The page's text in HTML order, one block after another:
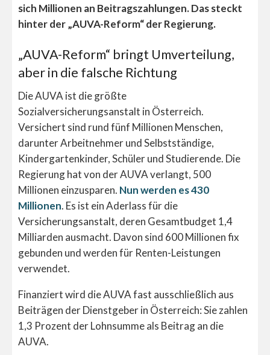
sich Millionen an Beitragszahlungen. Das steckt
hinter der „AUVA-Reform“ der Regierung.
„AUVA-Reform“ bringt Umverteilung,
aber in die falsche Richtung
Die AUVA ist die größte
Sozialversicherungsanstalt in Österreich.
Versichert sind rund fünf Millionen Menschen,
darunter Arbeitnehmer und Selbstständige,
Kindergartenkinder, Schüler und Studierende. Die
Regierung hat von der AUVA verlangt, 500
Millionen einzusparen. Nun werden es 430
Millionen. Es ist ein Aderlass für die
Versicherungsanstalt, deren Gesamtbudget 1,4
Milliarden ausmacht. Davon sind 600 Millionen fix
gebunden und werden für Renten-Leistungen
verwendet.
Finanziert wird die AUVA fast ausschließlich aus
Beiträgen der Dienstgeber in Österreich: Sie zahlen
1,3 Prozent der Lohnsumme als Beitrag an die
AUVA.